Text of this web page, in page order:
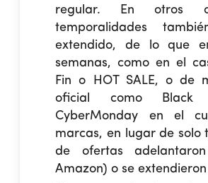
regular. En otros
temporalidades
extendido, de lo que
semanas, como en el
Fin o HOT SALE, o de
oficial como Black
CyberMonday en el
marcas, en lugar de solo
de ofertas
Amazon) o se